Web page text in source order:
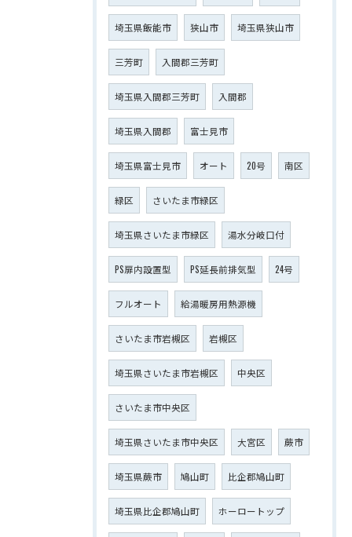
埼玉県飯能市 狭山市 埼玉県狭山市
三芳町 入間郡三芳町
埼玉県入間郡三芳町 入間郡
埼玉県入間郡 富士見市
埼玉県富士見市 オート 20号 南区
緑区 さいたま市緑区
埼玉県さいたま市緑区 湯水分岐口付
PS扉内設置型 PS延長前排気型 24号
フルオート 給湯暖房用熱源機
さいたま市岩槻区 岩槻区
埼玉県さいたま市岩槻区 中央区
さいたま市中央区
埼玉県さいたま市中央区 大宮区 蕨市
埼玉県蕨市 鳩山町 比企郡鳩山町
埼玉県比企郡鳩山町 ホーロートップ